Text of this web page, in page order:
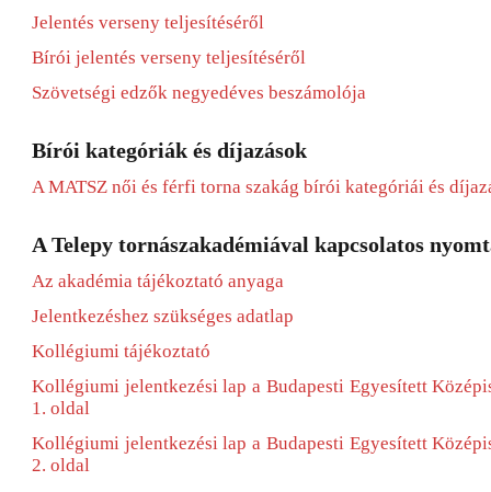
Jelentés verseny teljesítéséről
Bírói jelentés verseny teljesítéséről
Szövetségi edzők negyedéves beszámolója
Bírói kategóriák és díjazások
A MATSZ női és férfi torna szakág bírói kategóriái és
A Telepy tornászakadémiával kapcsolatos
Az akadémia tájékoztató anyaga
Jelentkezéshez szükséges adatlap
Kollégiumi tájékoztató
Kollégiumi jelentkezési lap a Budapesti Egyesített
1. oldal
Kollégiumi jelentkezési lap a Budapesti Egyesített
2. oldal